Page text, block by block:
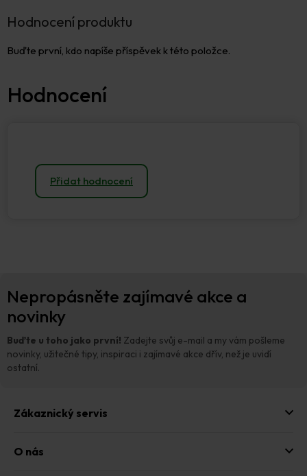
Hodnocení produktu
Buďte první, kdo napíše příspěvek k této položce.
Přidat hodnocení
Nepropásněte zajímavé akce a
novinky
Buďte u toho jako první! Zadejte svůj e-mail a my vám pošleme
novinky, užitečné tipy, inspiraci i zajímavé akce dřív, než je uvidí
ostatní.
Zákaznický servis
O nás